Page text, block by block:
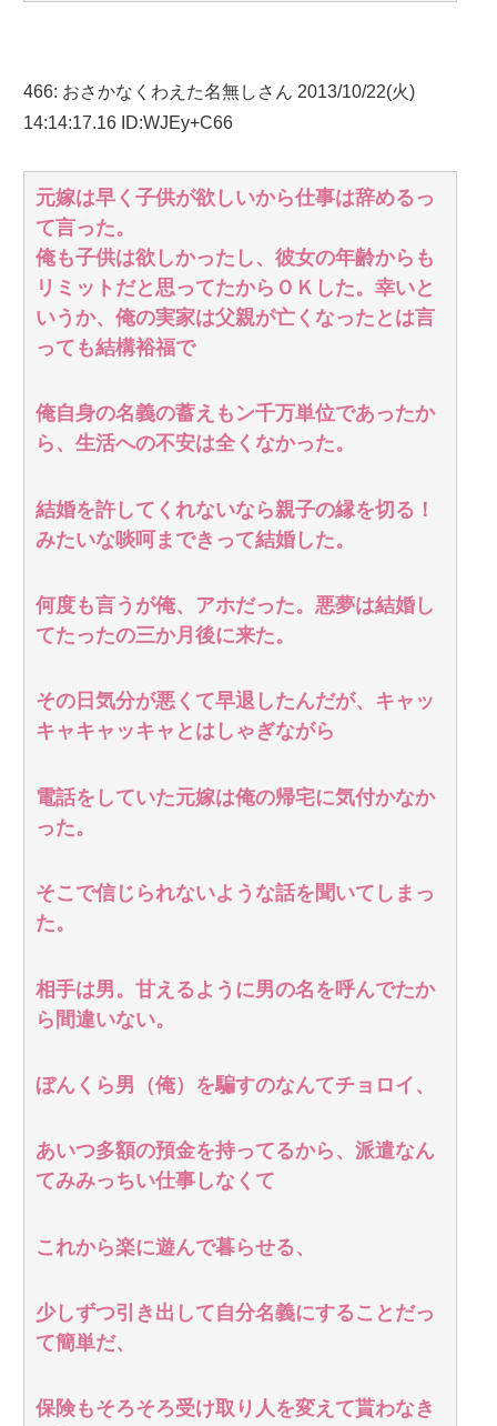
466: おさかなくわえた名無しさん 2013/10/22(火)
14:14:17.16 ID:WJEy+C66
元嫁は早く子供が欲しいから仕事は辞めるっ
て言った。
俺も子供は欲しかったし、彼女の年齢からも
リミットだと思ってたからＯＫした。幸いと
いうか、俺の実家は父親が亡くなったとは言
っても結構裕福で
俺自身の名義の蓄えもン千万単位であったか
ら、生活への不安は全くなかった。
結婚を許してくれないなら親子の縁を切る！
みたいな啖呵まできって結婚した。
何度も言うが俺、アホだった。悪夢は結婚し
てたったの三か月後に来た。
その日気分が悪くて早退したんだが、キャッ
キャキャッキャとはしゃぎながら
電話をしていた元嫁は俺の帰宅に気付かなか
った。
そこで信じられないような話を聞いてしまっ
た。
相手は男。甘えるように男の名を呼んでたか
ら間違いない。
ぼんくら男（俺）を騙すのなんてチョロイ、
あいつ多額の預金を持ってるから、派遣なん
てみみっちい仕事しなくて
これから楽に遊んで暮らせる、
少しずつ引き出して自分名義にすることだっ
て簡単だ、
保険もそろそろ受け取り人を変えて貰わなき